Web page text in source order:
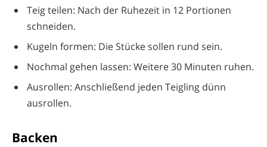
Teig teilen: Nach der Ruhezeit in 12 Portionen
schneiden.
Kugeln formen: Die Stücke sollen rund sein.
Nochmal gehen lassen: Weitere 30 Minuten ruhen.
Ausrollen: Anschließend jeden Teigling dünn
ausrollen.
Backen